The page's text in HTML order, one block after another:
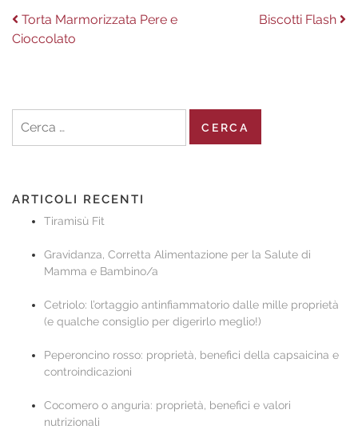
Navigazione
Previous
post:
Torta Marmorizzata Pere e
Cioccolato
Next
Biscotti Flash
per:
ARTICOLI RECENTI
Tiramisù Fit
Gravidanza, Corretta Alimentazione per la Salute di
Mamma e Bambino/a
Cetriolo: l’ortaggio antinfiammatorio dalle mille proprietà
(e qualche consiglio per digerirlo meglio!)
Peperoncino rosso: proprietà, benefici della capsaicina e
controindicazioni
Cocomero o anguria: proprietà, benefici e valori
nutrizionali